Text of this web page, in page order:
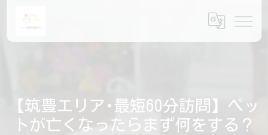
【筑豊エリア･最短60分訪問】ペッ
トが亡くなったらまず何をする？